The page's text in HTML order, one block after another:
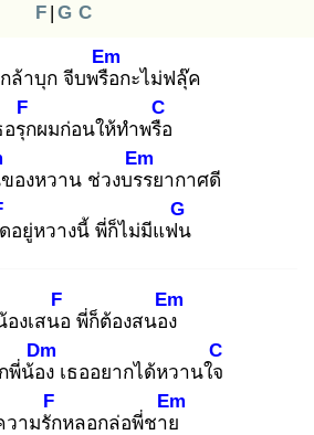
F | G C
ล้าบุก จีบพรือ
Em
กะไม่ฟลุ๊ค
อรุก
F
ผมก่อนให้ทำพรือ
C
ของหวาน ช่วงบรร
Em
ยากาศดี
อยู่หวางนี้ พี่ก็ไม่มีแฟน
G
องเสนอ
F
พี่ก็ต้องสนอง
Em
พี่น้อง
Dm
เธออยากได้หวานใจ
C
วามรัก
F
หลอกล่อพี่ชาย
Em